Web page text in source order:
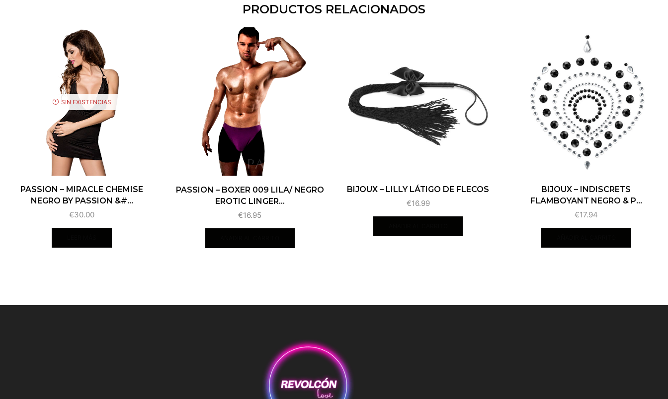
PRODUCTOS RELACIONADOS
SIN EXISTENCIAS
PASSION – MIRACLE CHEMISE
NEGRO BY PASSION &#...
€30.00
PASSION – BOXER 009 LILA/ NEGRO
EROTIC LINGER...
€16.95
BIJOUX – LILLY LÁTIGO DE FLECOS
€16.99
BIJOUX – INDISCRETS
FLAMBOYANT NEGRO & P...
€17.94